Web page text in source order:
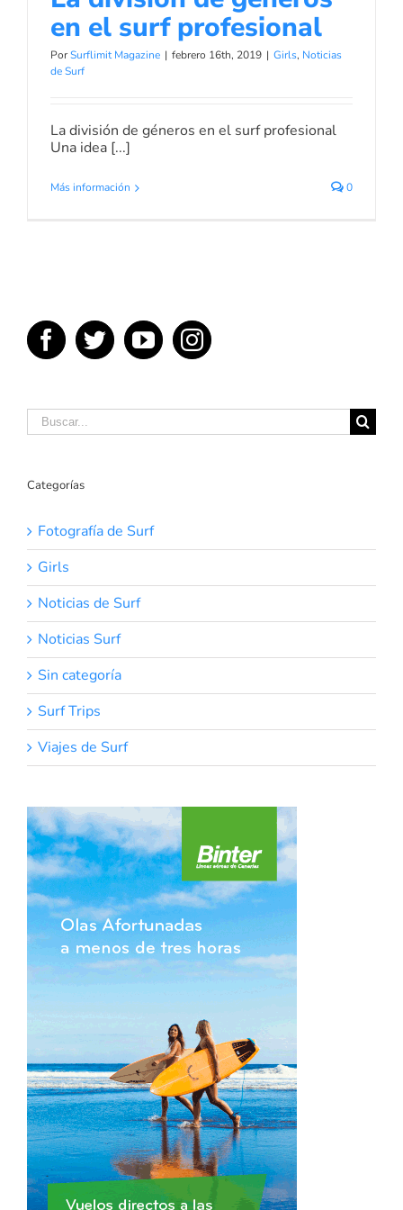
en el surf profesional
PorSurflimit Magazine | febrero 16th, 2019 | Girls, Noticias
de Surf
La división de géneros en el surf profesional
Una idea [...]
Más información 0
Buscar:
Categorías
Fotografía de Surf
Girls
Noticias de Surf
Noticias Surf
Sin categoría
Surf Trips
Viajes de Surf